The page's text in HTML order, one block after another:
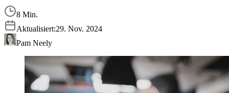
8 Min.
Aktualisiert:29. Nov. 2024
Pam Neely